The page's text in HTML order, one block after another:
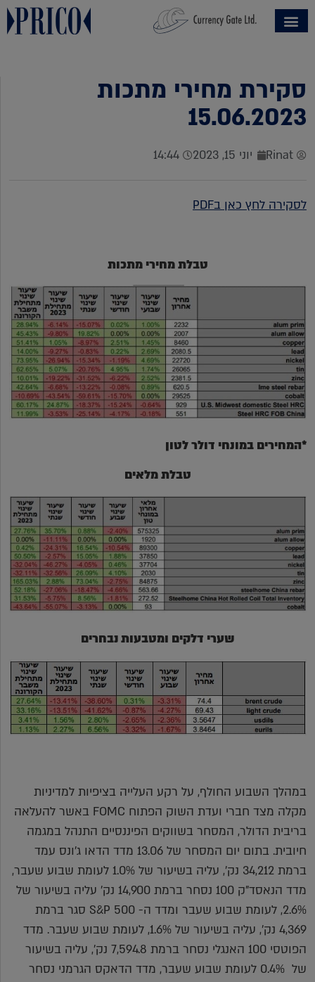
סקירת מחירי מתכות
15.06.2023
Rinat יוני 15, 2023 14:44
לסקירה לחץ כאן בPDF
טבלת מחירי מתכות
*המחירים במונחי דולר לטון
טבלת מלאים
שערי דלקים ומטבעות נבחרים
במהלך השבוע החולף, על רקע העלייה בציפיות למדיניות
מקלה מצד חברי ועדת השוק הפתוח FOMC באשר להעלאה
בריבית הדולר, המסחר בשווקים הפיננסיים התנהל במגמה
חיובית. בתום יום המסחר של 13.06 מדד הדאו ג'ונס עמד
ברמת 34,212 נק', עליה בשיעור של 1.0% לעומת שבוע שעבר,
מדד הנאסד"ק 100 נסחר ברמת 14,900 נק' עליה בשיעור של
2.6%, לעומת שבוע שעבר ומדד ה- S&P 500 סגר ברמת
4,369 נק', עליה בשיעור של 1.6%, לעומת שבוע שעבר. מדד
הפוטסי 100 האנגלי נסחר ברמת 7,594.8 נק', עליה בשיעור
של 0.4% לעומת שבוע שעבר, מדד הדאקס הגרמני נסחר